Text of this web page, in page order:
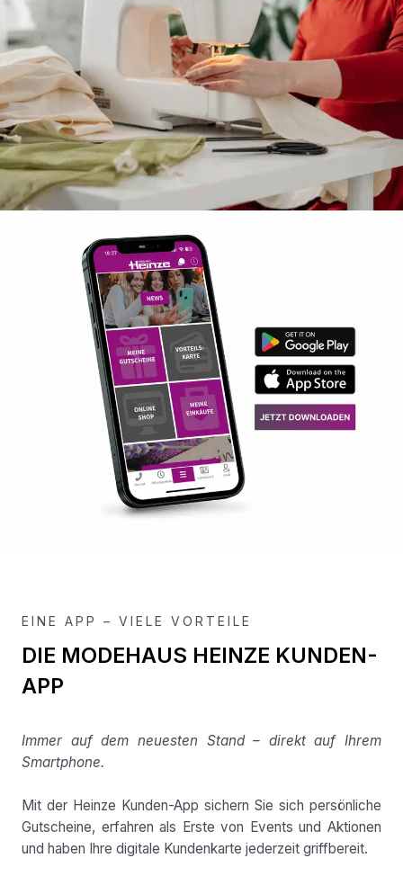
EINE APP – VIELE VORTEILE
DIE MODEHAUS HEINZE KUNDEN-
APP
Immer auf dem neuesten Stand – direkt auf Ihrem
Smartphone.
Mit der Heinze Kunden-App sichern Sie sich persönliche
Gutscheine, erfahren als Erste von Events und Aktionen
und haben Ihre digitale Kundenkarte jederzeit griffbereit.